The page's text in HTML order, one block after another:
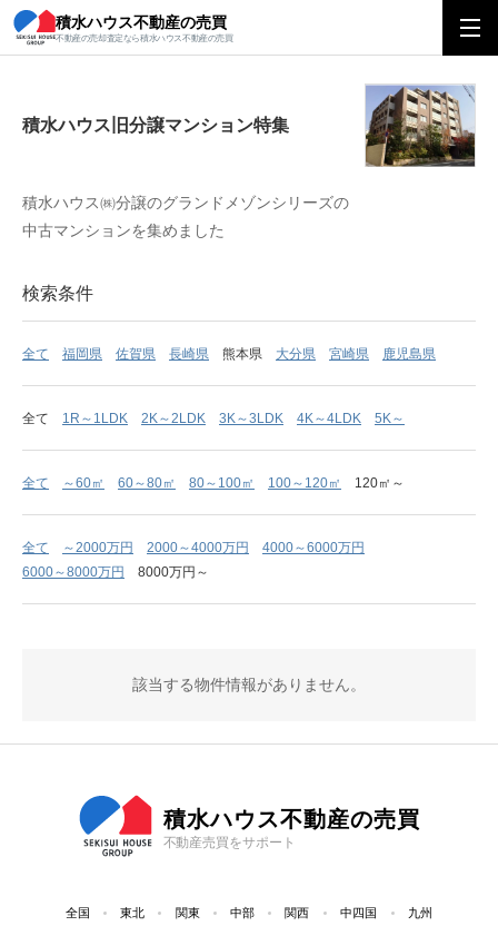
積水ハウス不動産の売買
不動産の売却査定なら積水ハウス不動産の売買
積水ハウス旧分譲マンション特集
積水ハウス旧分譲マンション特集
積水ハウス㈱分譲のグランドメゾンシリーズの
中古マンションを集めました
検索条件
全て 福岡県 佐賀県 長崎県 熊本県 大分県 宮崎県 鹿児島県
全て 1R～1LDK 2K～2LDK 3K～3LDK 4K～4LDK 5K～
全て ～60㎡ 60～80㎡ 80～100㎡ 100～120㎡ 120㎡～
全て ～2000万円 2000～4000万円
4000～6000万円
6000～8000万円
8000万円～
該当する物件情報がありません。
積水ハウス不動産の売買
不動産売買をサポート
全国 東北 関東 中部 関西 中四国 九州